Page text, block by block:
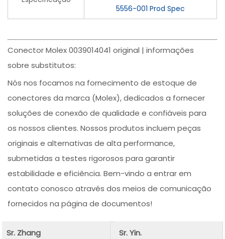
5556-001 Prod Spec
Conector Molex 0039014041 original | informações
sobre substitutos:
Nós nos focamos na fornecimento de estoque de
conectores da marca (Molex), dedicados a fornecer
soluções de conexão de qualidade e confiáveis para
os nossos clientes. Nossos produtos incluem peças
originais e alternativas de alta performance,
submetidas a testes rigorosos para garantir
estabilidade e eficiência. Bem-vindo a entrar em
contato conosco através dos meios de comunicação
fornecidos na página de documentos!
Sr. Zhang
Sr. Yin.